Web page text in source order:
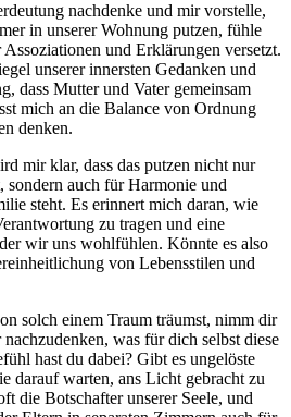
nachdenke und mir⁣ vorstelle,⁣
in unserer Wohnung putzen, fühle
und Erklärungen versetzt.
unserer innersten Gedanken und
dass Mutter und Vater gemeinsam
mich an die Balance von Ordnung
denken.
mir​ klar, dass das putzen ‌nicht nur
auch für Harmonie und
steht. Es erinnert mich ​daran, wie
zu tragen und eine
wir uns wohlfühlen. ​Könnte es also
von Lebensstilen und
solch einem Traum träumst, nimm dir
was ‌für dich selbst diese
hast du dabei? Gibt ​es⁢ ungelöste
darauf warten, ans ⁤Licht ⁤gebracht ⁤zu
die Botschafter unserer Seele, und